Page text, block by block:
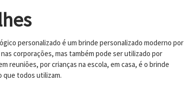
personalizado é um brinde personalizado moderno por
corporações, mas também pode ser utilizado por
reuniões, por crianças na escola, em casa, é o brinde
que todos utilizam.